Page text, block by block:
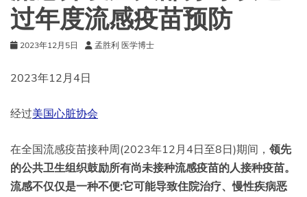
过年度流感疫苗预防
2023年12月5日 孟胜利 医学博士
2023年12月4日
经过美国心脏协会
在全国流感疫苗接种周(2023年12月4日至8日)期间， 领先
的公共卫生组织鼓励所有尚未接种流感疫苗的人接种疫苗。
流感不仅仅是一种不便:它可能导致住院治疗、慢性疾病恶